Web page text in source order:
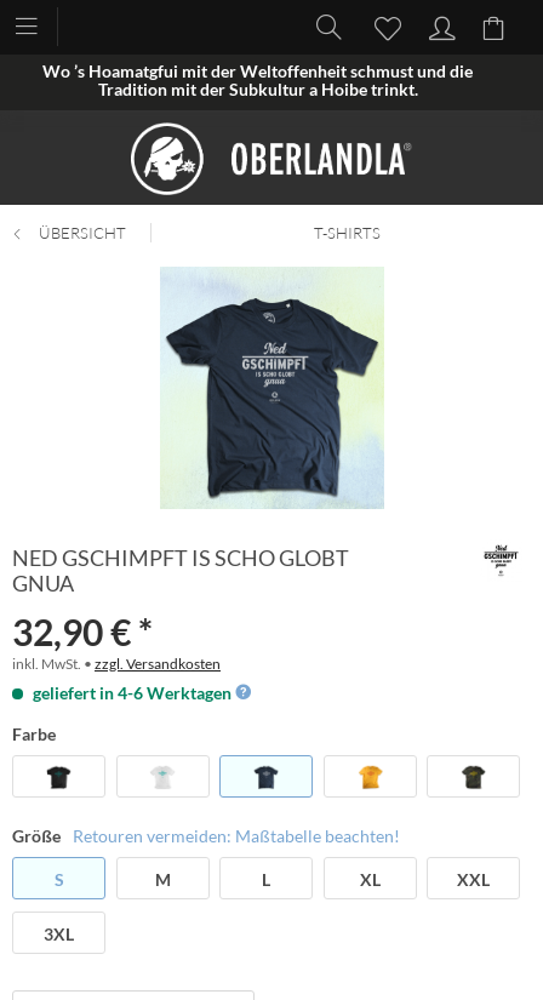
Wo ’s Hoamatgfui mit der Weltoffenheit schmust und die
Tradition mit der Subkultur a Hoibe trinkt.
ÜBERSICHT T-SHIRTS
NED GSCHIMPFT IS SCHO GLOBT
GNUA
32,90 € *
inkl. MwSt. • zzgl. Versandkosten
geliefert in 4-6 Werktagen
Farbe
Größe Retouren vermeiden: Maßtabelle beachten!
S M L XL XXL
3XL